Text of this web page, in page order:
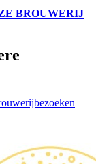
BROUWERIJ